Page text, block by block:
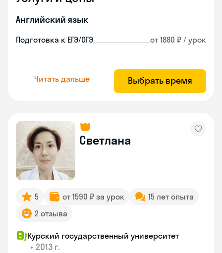
Английский язык
Подготовка к ЕГЭ/ОГЭ от 1880 ₽ / урок
Читать дальше Выбрать время
Светлана
5 от 1590 ₽ за урок
15 лет опыта
2 отзыва
Курский государственный университет
• 2013 г.